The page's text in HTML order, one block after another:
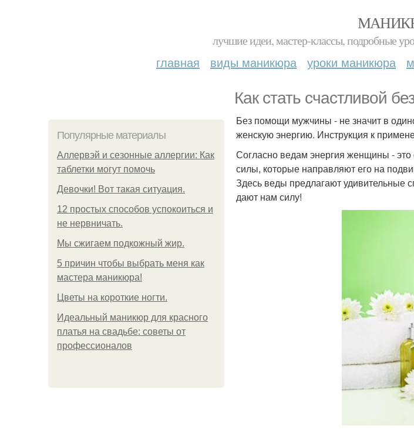
лучшие идеи, мастер-классы, подробные
главная виды маникюра уроки маникюра
Как стать счастливой
Популярные материалы
Аллервэй и сезонные аллергии: Как
таблетки могут помочь
Девочки! Вот такая ситуация.
12 простых способов успокоиться и
не нервничать.
Мы сжигаем подкожный жир.
5 причин чтобы выбрать меня как
мастера маникюра!
Цветы на короткие ногти.
Идеальный маникюр для красного
платья на свадьбе: советы от
профессионалов
Без помощи мужчины - не значит в
женскую энергию. Инструкция к
Согласно ведам энергия женщины -
силы, которые направляют его на
Здесь веды предлагают удивительные
дают нам силу!